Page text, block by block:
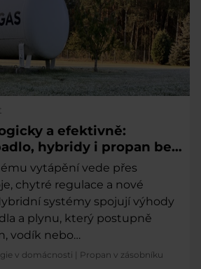
a efektivně:
hybridy i propan bez
vytápění vede přes
chytré regulace a nové
systémy spojují výhody
a plynu, který postupně
vodík nebo…
v domácnosti | Propan v zásobníku